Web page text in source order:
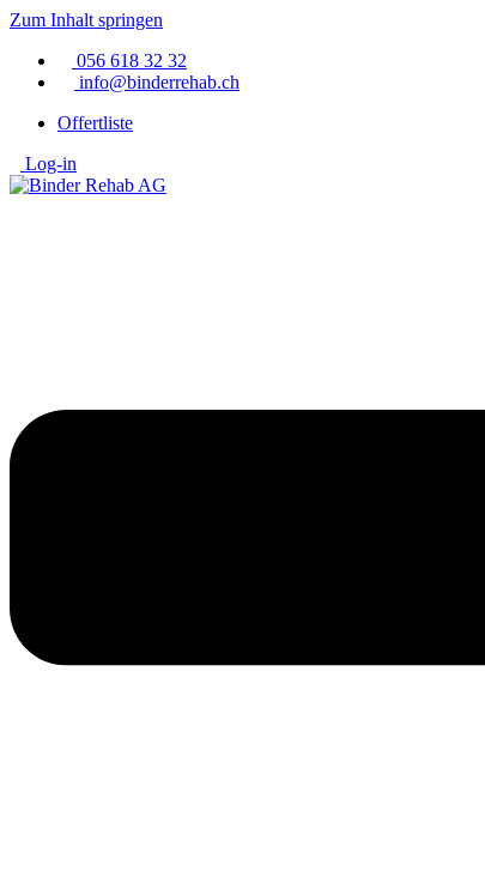
Zum Inhalt springen
056 618 32 32
info@binderrehab.ch
Offertliste
Log-in